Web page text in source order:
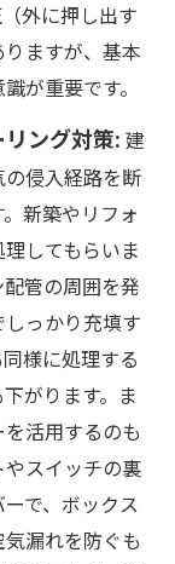
外に押し出す
ますが、基本
が重要です。
ング対策: 建
侵入経路を断
新築やリフォ
してもらいま
管の周囲を発
っかり充填す
様に処理する
がります。ま
活用するのも
スイッチの裏
で、ボックス
漏れを防ぐも